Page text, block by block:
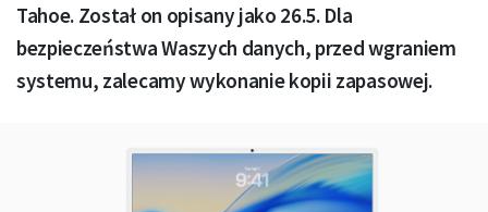
Tahoe. Został on opisany jako 26.5. Dla
bezpieczeństwa Waszych danych, przed wgraniem
systemu, zalecamy wykonanie kopii zapasowej.